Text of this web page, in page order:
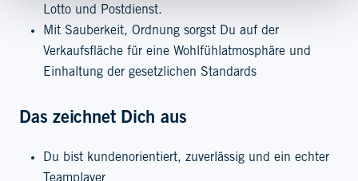
Lotto und Postdienst.
Mit Sauberkeit, Ordnung sorgst Du auf der
Verkaufsfläche für eine Wohlfühlatmosphäre und
Einhaltung der gesetzlichen Standards
Das zeichnet Dich aus
Du bist kundenorientiert, zuverlässig und ein echter